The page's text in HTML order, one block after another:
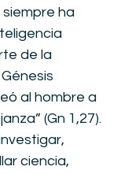
ha
de la
al hombre a
(Gn 1,27).
ciencia,